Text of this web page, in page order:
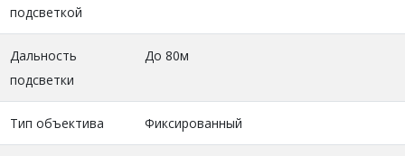
подсветкой
Дальность
подсветки
До 80м
Тип объектива Фиксированный